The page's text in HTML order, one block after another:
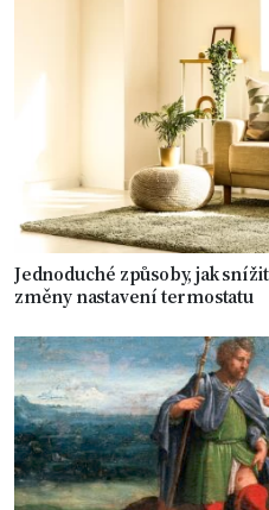
Jednoduché způsoby, jak
změny nastavení termostatu